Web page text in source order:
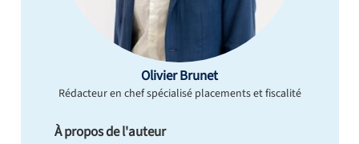
Olivier Brunet
Rédacteur en chef spécialisé placements et fiscalité
À propos de l'auteur